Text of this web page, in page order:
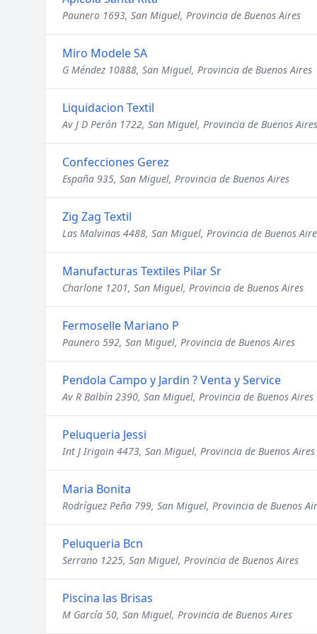
Paunero 1693, San Miguel, Provincia de Buenos Aires
Miro Modele SA
G Méndez 10888, San Miguel, Provincia de Buenos Aires
Liquidacion Textil
Av J D Perón 1722, San Miguel, Provincia de Buenos Aires
Confecciones Gerez
España 935, San Miguel, Provincia de Buenos Aires
Zig Zag Textil
Las Malvinas 4488, San Miguel, Provincia de Buenos
Manufacturas Textiles Pilar Sr
Charlone 1201, San Miguel, Provincia de Buenos Aires
Fermoselle Mariano P
Paunero 592, San Miguel, Provincia de Buenos Aires
Pendola Campo y Jardin ? Venta y Service
Av R Balbín 2390, San Miguel, Provincia de Buenos Aires
Peluqueria Jessi
Int J Irigoin 4473, San Miguel, Provincia de Buenos Aires
Maria Bonita
Rodríguez Peña 799, San Miguel, Provincia de Buenos
Peluqueria Bcn
Serrano 1225, San Miguel, Provincia de Buenos Aires
Piscina las Brisas
M García 50, San Miguel, Provincia de Buenos Aires